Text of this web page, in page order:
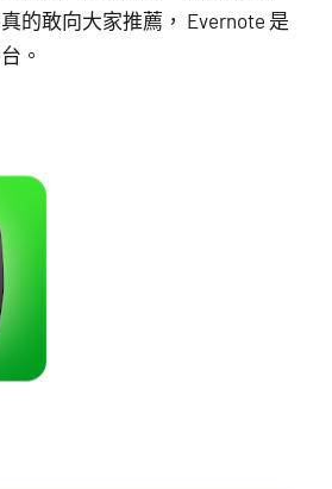
的敢向大家推薦， Evernote 是
。